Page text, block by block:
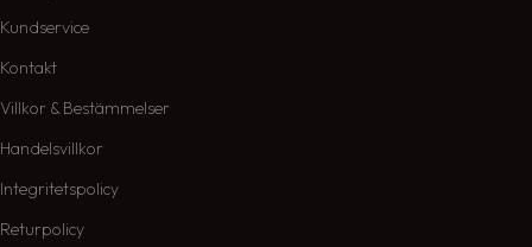
Kundservice
Kontakt
Villkor & Bestämmelser
Handelsvillkor
Integritetspolicy
Returpolicy